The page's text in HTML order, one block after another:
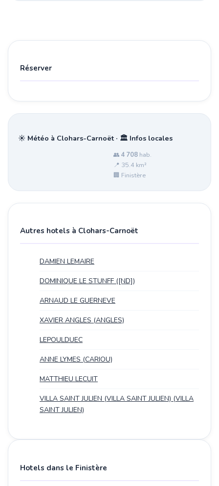
Réserver
☀️ Météo à Clohars-Carnoët · 🏛️ Infos locales
👥 4 708 hab.
📍 35.4 km²
🏢 Finistère
Autres hotels à Clohars-Carnoët
DAMIEN LEMAIRE
DOMINIQUE LE STUNFF ([ND])
ARNAUD LE GUERNEVE
XAVIER ANGLES (ANGLES)
LEPOULDUEC
ANNE LYMES (CARIOU)
MATTHIEU LECUIT
VILLA SAINT JULIEN (VILLA SAINT JULIEN) (VILLA
SAINT JULIEN)
Hotels dans le Finistère